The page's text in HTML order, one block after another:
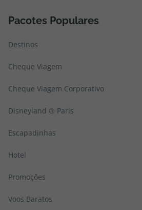
Pacotes Populares
Destinos
Cheque Viagem
Cheque Viagem Corporativo
Disneyland ® Paris
Escapadinhas
Hotel
Promoções
Voos Baratos